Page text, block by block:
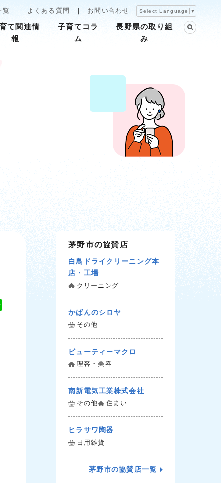
覧 よくある質問 お問い合わせ Select Language ▼
て関連情
報
子育てコラ
ム
長野県の取り組
み
茅野市の協賛店
白鳥ドライクリーニング本
店・工場
クリーニング
かばんのシロヤ
その他
ビューティーマクロ
理容・美容
南新電気工業株式会社
その他 住まい
ヒラサワ陶器
日用雑貨
茅野市の協賛店一覧